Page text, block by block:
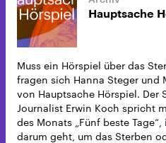
Hauptsache
Muss ein Hörspiel über das
fragen sich Hanna Steger und
von Hauptsache Hörspiel. Der
Journalist Erwin Koch spricht
des Monats „Fünf beste
darum geht, um das Sterben